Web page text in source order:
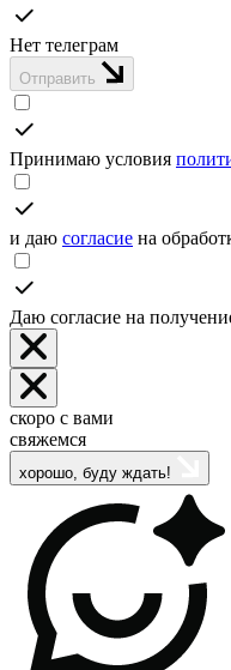
Нет телеграм
Отправить
Принимаю условия
и даю согласие на
Даю согласие на
скоро с вами
свяжемся
хорошо, буду ждать!